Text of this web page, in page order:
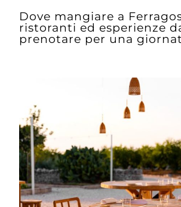
Dove mangiare a
ristoranti ed esperienze
prenotare per una